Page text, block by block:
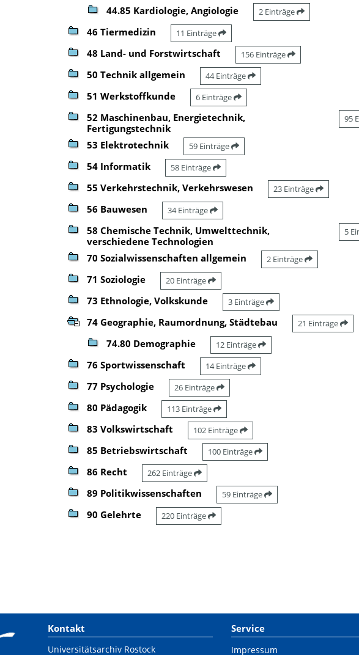
44.85 Kardiologie, Angiologie 2 Einträge
46 Tiermedizin 11 Einträge
48 Land- und Forstwirtschaft 156 Einträge
50 Technik allgemein 44 Einträge
51 Werkstoffkunde 6 Einträge
52 Maschinenbau, Energietechnik,
Fertigungstechnik
95
53 Elektrotechnik 59 Einträge
54 Informatik 58 Einträge
55 Verkehrstechnik, Verkehrswesen 23 Einträge
56 Bauwesen 34 Einträge
58 Chemische Technik, Umwelttechnik,
verschiedene Technologien
5
70 Sozialwissenschaften allgemein 2 Einträge
71 Soziologie 20 Einträge
73 Ethnologie, Volkskunde 3 Einträge
74 Geographie, Raumordnung, Städtebau 21 Einträge
74.80 Demographie 12 Einträge
76 Sportwissenschaft 14 Einträge
77 Psychologie 26 Einträge
80 Pädagogik 113 Einträge
83 Volkswirtschaft 102 Einträge
85 Betriebswirtschaft 100 Einträge
86 Recht 262 Einträge
89 Politikwissenschaften 59 Einträge
90 Gelehrte 220 Einträge
Kontakt
Universitätsarchiv Rostock
Service
Impressum